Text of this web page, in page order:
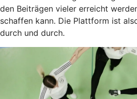
den Beiträgen vieler erreicht
schaffen kann. Die Plattform ist
durch und durch.